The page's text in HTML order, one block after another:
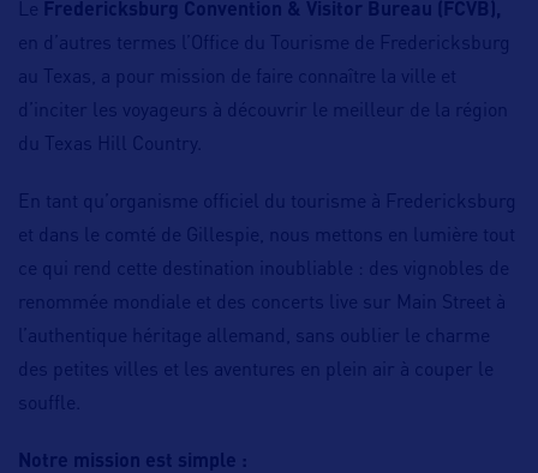
Le Fredericksburg Convention & Visitor Bureau (FCVB),
en d’autres termes l’Office du Tourisme de Fredericksburg
au Texas, a pour mission de faire connaître la ville et
d’inciter les voyageurs à découvrir le meilleur de la région
du Texas Hill Country.
En tant qu’organisme officiel du tourisme à Fredericksburg
et dans le comté de Gillespie, nous mettons en lumière tout
ce qui rend cette destination inoubliable : des vignobles de
renommée mondiale et des concerts live sur Main Street à
l’authentique héritage allemand, sans oublier le charme
des petites villes et les aventures en plein air à couper le
souffle.
Notre mission est simple :